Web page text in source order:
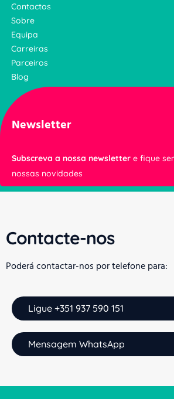
Contactos
Sobre
Equipa
Carreiras
Parceiros
Blog
Newsletter
Subscreva a nossa newsletter e fique
nossas novidades
Contacte-nos
Poderá contactar-nos por telefone para:
Ligue +351 937 590 151
Mensagem WhatsApp